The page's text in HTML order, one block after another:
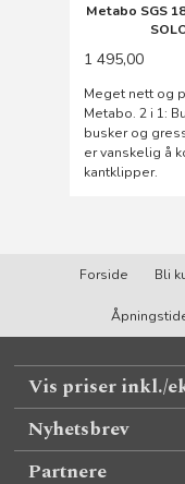
Metabo SGS
1 495,00
Meget nett og
Metabo. 2 i 1:
busker og
er vanskelig å
kantklipper.
Forside Bli
Vis priser inkl./
Nyhetsbrev
Partnere